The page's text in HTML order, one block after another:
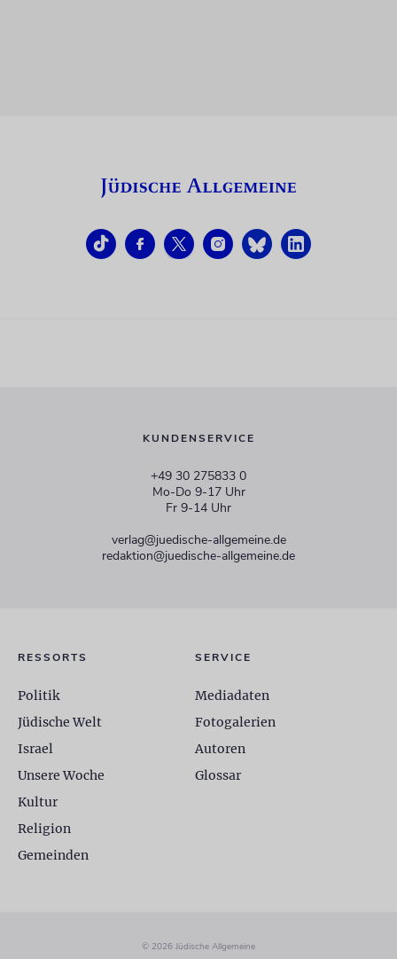
KUNDENSERVICE
+49 30 275833 0
Mo-Do 9-17 Uhr
Fr 9-14 Uhr
verlag@juedische-allgemeine.de
redaktion@juedische-allgemeine.de
RESSORTS
Politik
Jüdische Welt
Israel
Unsere Woche
Kultur
Religion
Gemeinden
SERVICE
Mediadaten
Fotogalerien
Autoren
Glossar
© 2026 Jüdische Allgemeine